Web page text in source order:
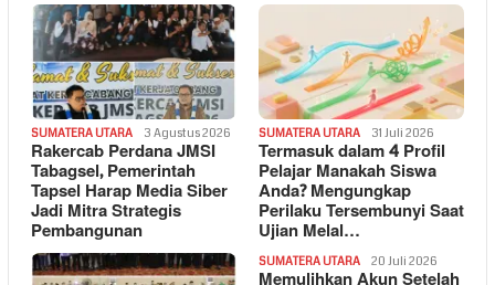
SUMATERA UTARA 3 Agustus 2026
Rakercab Perdana JMSI
Tabagsel, Pemerintah
Tapsel Harap Media Siber
Jadi Mitra Strategis
Pembangunan
SUMATERA UTARA 31 Juli 2026
Termasuk dalam 4 Profil
Pelajar Manakah Siswa
Anda? Mengungkap
Perilaku Tersembunyi Saat
Ujian Melal…
SUMATERA UTARA 20 Juli 2026